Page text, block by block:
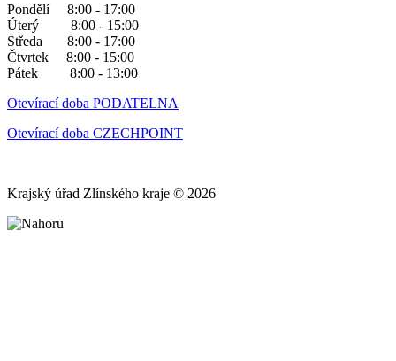
Pondělí 8:00 - 17:00
Úterý 8:00 - 15:00
Středa 8:00 - 17:00
Čtvrtek 8:00 - 15:00
Pátek 8:00 - 13:00
Otevírací doba PODATELNA
Otevírací doba CZECHPOINT
Krajský úřad Zlínského kraje © 2026